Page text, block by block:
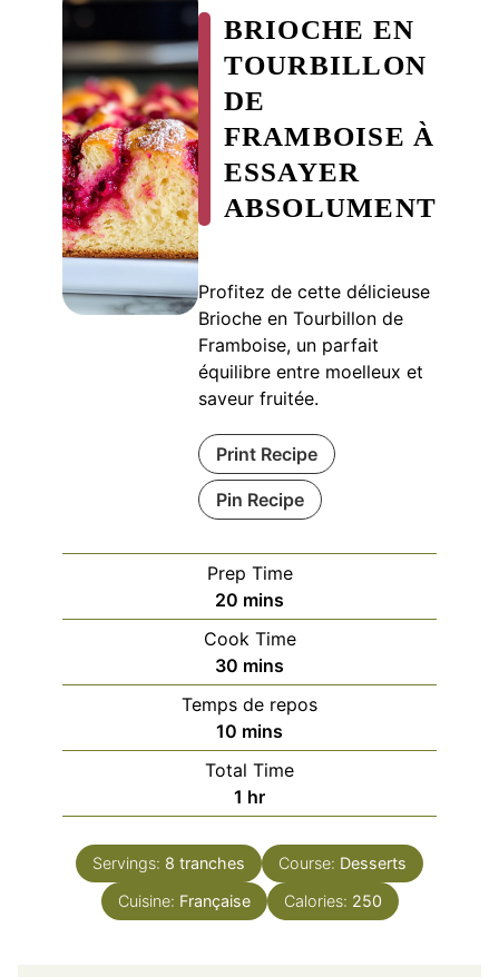
BRIOCHE EN
TOURBILLON
DE
FRAMBOISE À
ESSAYER
ABSOLUMENT
Profitez de cette délicieuse
Brioche en Tourbillon de
Framboise, un parfait
équilibre entre moelleux et
saveur fruitée.
Print Recipe
Pin Recipe
Prep Time
20 minutes
mins
Cook Time
30 minutes
mins
Temps de repos
10 minutes
mins
Total Time
1 hour
hr
Servings: 8 tranches Course: Desserts
Cuisine: Française Calories: 250